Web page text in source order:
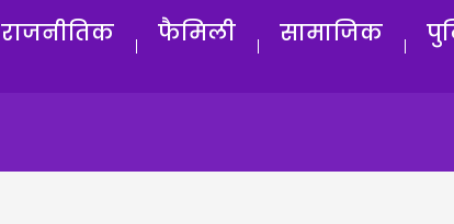
राजनीतिक फैमिली सामाजिक